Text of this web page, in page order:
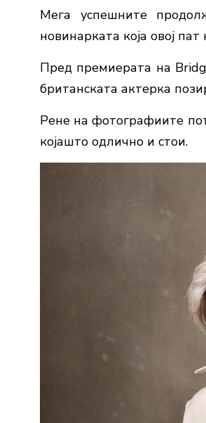
Мега успешните
новинарката која овој
Пред премиерата на
британската актерка
Рене на фотографиите
којашто одлично и стои.